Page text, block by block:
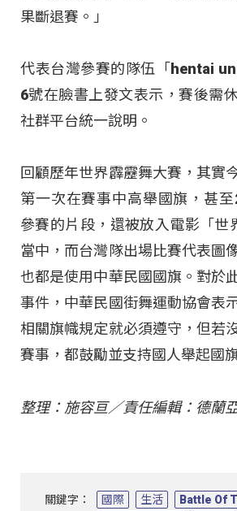
果斷退賽。」
代表台灣參賽的隊伍「hentai
6號在臉書上發文表示，賽後需
社群平台統一說明。
回顧歷年世界霹靂舞大賽，其實
第一次在賽事中高舉國旗，甚
參賽的片段，還被放入電影「世
當中，而台灣隊出場比賽代表圖
也都是使用中華民國國旗。對於
事件，中華民國街舞運動協會表
相關旗幟規定就必須遵守，但若
賽事，都鼓勵並支持國人舉起國
整理：施容亘／責任編輯：德蘭
關鍵字： 國際 生活
Battle Of